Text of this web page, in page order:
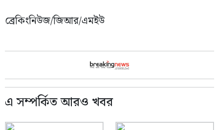
ব্রেকিংনিউজ/জিআর/এমইউ
এ সম্পর্কিত আরও খবর